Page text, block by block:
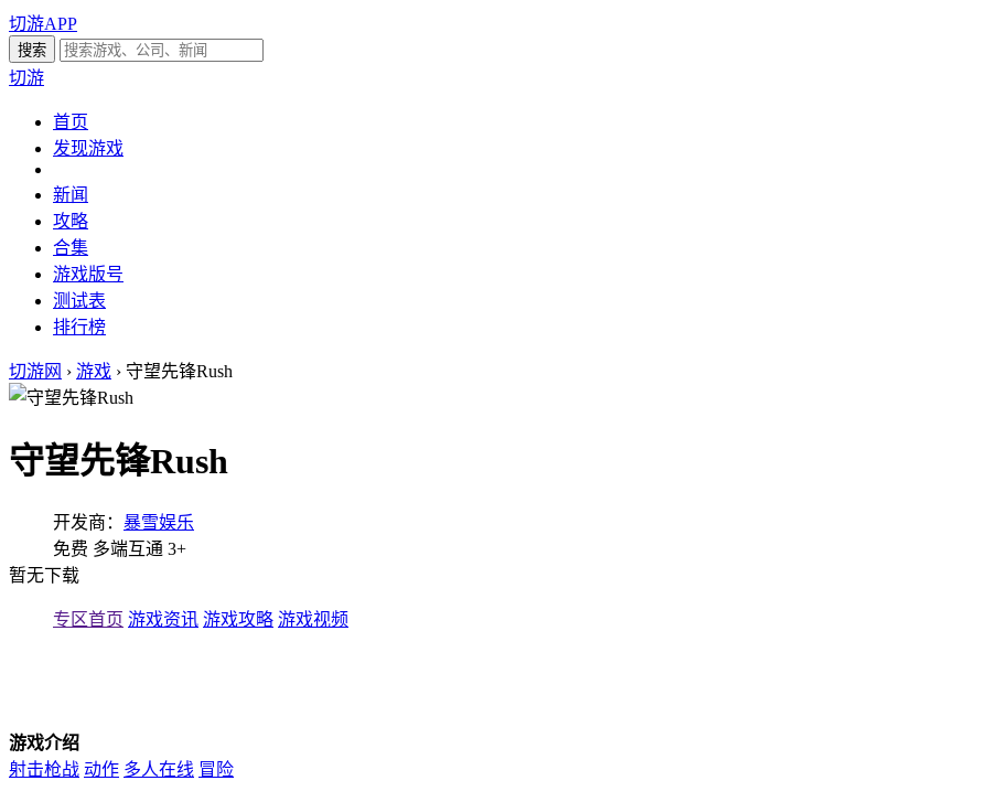
切游APP
切游
首页
发现游戏
新闻
攻略
合集
游戏版号
测试表
排行榜
切游网 › 游戏 › 守望先锋Rush
守望先锋Rush
开发商： 暴雪娱乐
免费 多端互通 3+
暂无下载
专区首页 游戏资讯 游戏攻略 游戏视频
游戏介绍
射击枪战 动作 多人在线 冒险